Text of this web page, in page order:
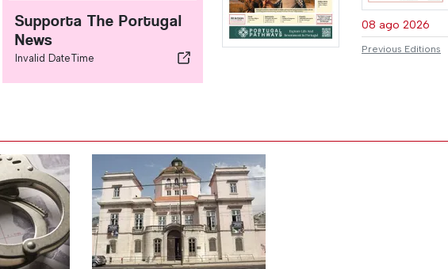
Supporta The Portugal
News
Invalid DateTime
08 ago 2026
Previous Editions